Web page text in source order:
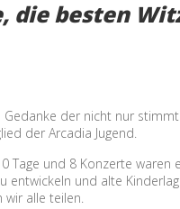
die besten
der nicht nur
der Arcadia Jugend.
und 8 Konzerte waren
und alte
alle teilen.